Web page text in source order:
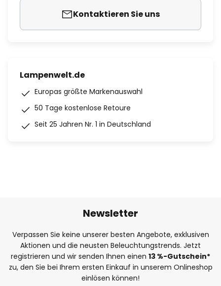
Kontaktieren Sie uns
Lampenwelt.de
Europas größte Markenauswahl
50 Tage kostenlose Retoure
Seit 25 Jahren Nr. 1 in Deutschland
Newsletter
Verpassen Sie keine unserer besten Angebote, exklusiven
Aktionen und die neusten Beleuchtungstrends. Jetzt
registrieren und wir senden Ihnen einen 13 %-Gutschein*
zu, den Sie bei Ihrem ersten Einkauf in unserem Onlineshop
einlösen können!